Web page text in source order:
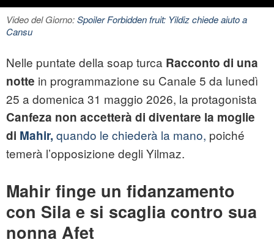
Video del Giorno:Spoiler Forbidden fruit: Yildiz chiede aiuto a
Cansu
Nelle puntate della soap turca Racconto di una
notte in programmazione su Canale 5 da lunedì
25 a domenica 31 maggio 2026, la protagonista
Canfeza non accetterà di diventare la moglie
di Mahir, quando le chiederà la mano, poiché
temerà l’opposizione degli Yilmaz.
Mahir finge un fidanzamento
con Sila e si scaglia contro sua
nonna Afet